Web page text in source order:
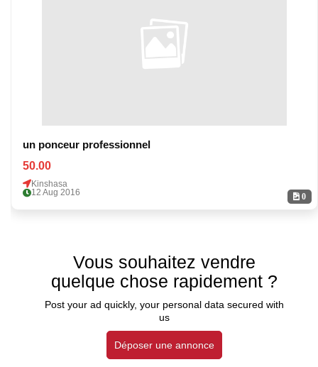
0
un ponceur professionnel
50.00
Kinshasa
12 Aug 2016
Vous souhaitez vendre
quelque chose rapidement ?
Post your ad quickly, your personal data secured with
us
Déposer une annonce